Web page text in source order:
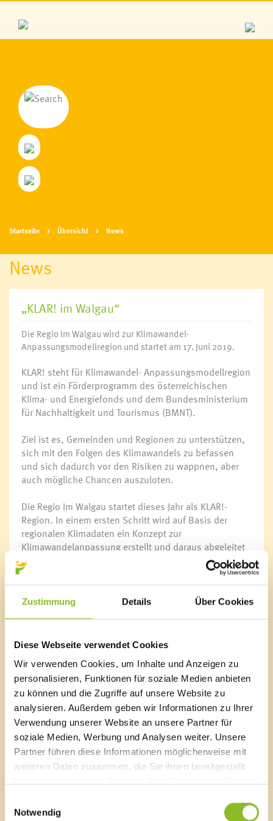
Zustimmung Details Über Cookies
Diese Webseite verwendet Cookies
Wir verwenden Cookies, um Inhalte und Anzeigen zu
personalisieren, Funktionen für soziale Medien anbieten
zu können und die Zugriffe auf unsere Website zu
analysieren. Außerdem geben wir Informationen zu Ihrer
Verwendung unserer Website an unsere Partner für
soziale Medien, Werbung und Analysen weiter. Unsere
Partner führen diese Informationen möglicherweise mit
weiteren Daten zusammen, die Sie ihnen bereitgestellt
Notwendig
Startseite Übersicht News
News
„KLAR! im Walgau“
Die Regio Im Walgau wird zur Klimawandel-
Anpassungsmodellregion und startet am 17. Juni 2019.
KLAR! steht für Klimawandel- Anpassungsmodellregion
und ist ein Förderprogramm des österreichischen
Klima- und Energiefonds und dem Bundesministerium
für Nachhaltigkeit und Tourismus (BMNT).
Ziel ist es, Gemeinden und Regionen zu unterstützen,
sich mit den Folgen des Klimawandels zu befassen
und sich dadurch vor den Risiken zu wappnen, aber
auch mögliche Chancen auszuloten.
Die Regio Im Walgau startet dieses Jahr als KLAR!-
Region. In einem ersten Schritt wird auf Basis der
regionalen Klimadaten ein Konzept zur
Klimawandelanpassung erstellt und daraus abgeleitet
konkrete Maßnahmen erarbeitet, welche in den
nächsten Jahren gesetzt werden.
Der Auftakt findet am 17.06.2019, um 20:00 Uhr, im
Raumplanung und Bodenschutz mit
Prof. Dipl.-Ing. Dr. Gerlind Weber einen Vortrag. Alle
sind herzlich eingeladen, sich zu informieren und sich
miteinzubringen.
Marktgemeinde Frastanz
Sägenplatz 1
Lageplan